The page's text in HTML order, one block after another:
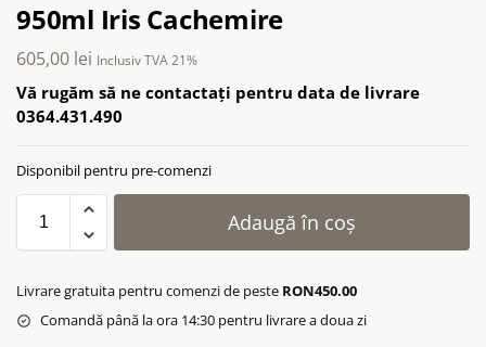
950ml Iris Cachemire
605,00 lei Inclusiv TVA 21%
Vă rugăm să ne contactați pentru data de livrare
0364.431.490
Disponibil pentru pre-comenzi
Adaugă în coș
Livrare gratuita pentru comenzi de peste RON450.00
Comandă până la ora 14:30 pentru livrare a doua zi